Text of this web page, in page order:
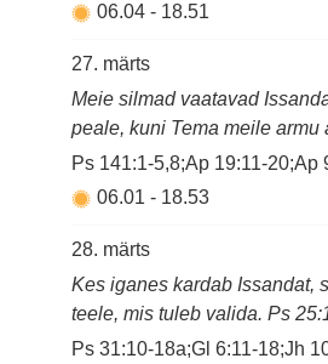
06.04- 18.51
27. märts
Meie silmad vaatavad
peale, kuni Tema meile armu
Ps 141:1-5,8;Ap 19:11-20;Ap
06.01- 18.53
28. märts
Kes iganes kardab Issandat,
teele, mis tuleb valida. Ps
Ps 31:10-18a;Gl 6:11-18;Jh